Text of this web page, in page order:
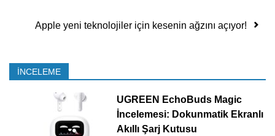
Apple yeni teknolojiler için kesenin ağzını açıyor!
İNCELEME
UGREEN EchoBuds Magic
İncelemesi: Dokunmatik Ekranlı
Akıllı Şarj Kutusu